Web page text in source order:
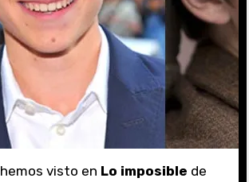
visto en Lo imposible de